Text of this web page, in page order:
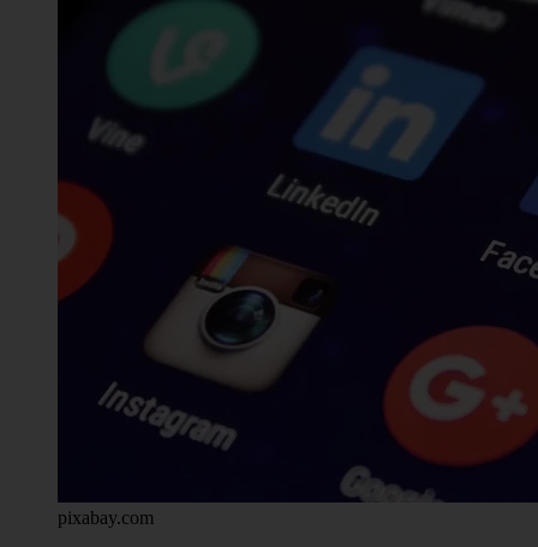
pixabay.com